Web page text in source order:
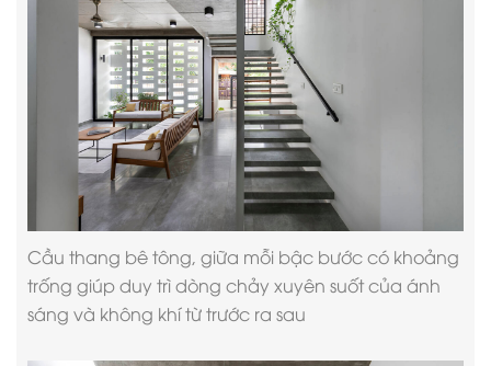
Cầu thang bê tông, giữa mỗi bậc bước có khoảng
trống giúp duy trì dòng chảy xuyên suốt của ánh
sáng và không khí từ trước ra sau